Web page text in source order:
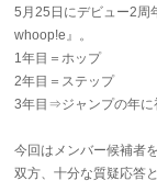
5月25日にデビュー2周
whoop!e』。
1年目＝ホップ
2年目＝ステップ
3年目⇒ジャンプの年に
今回はメンバー候補者
双方、十分な質疑応答